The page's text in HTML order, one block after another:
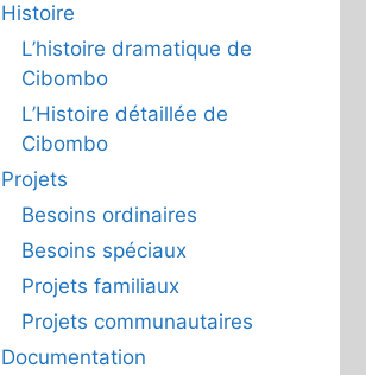
Histoire
L’histoire dramatique de
Cibombo
L’Histoire détaillée de
Cibombo
Projets
Besoins ordinaires
Besoins spéciaux
Projets familiaux
Projets communautaires
Documentation